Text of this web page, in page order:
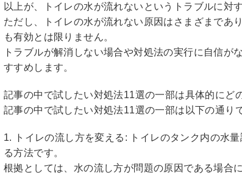
以上が、トイレの水が流れないというトラブルに対
ただし、トイレの水が流れない原因はさまざまであ
も有効とは限りません。
トラブルが解消しない場合や対処法の実行に自信が
すすめします。
記事の中で試したい対処法11選の一部は具体的にど
記事の中で試したい対処法11選の一部は以下の通り
1. トイレの流し方を変える: トイレのタンク内の水
る方法です。
根拠としては、水の流し方が問題の原因である場合